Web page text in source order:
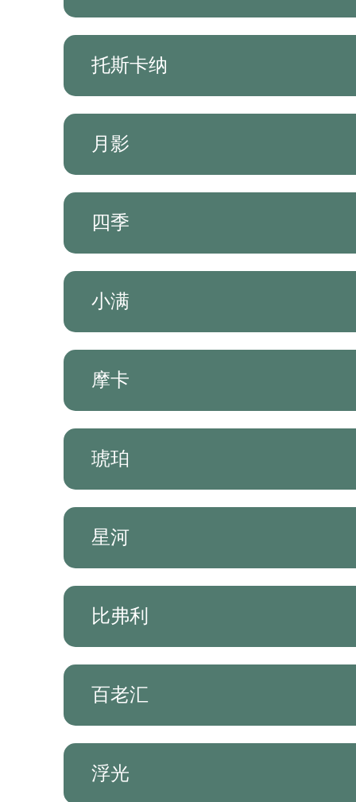
托斯卡纳
月影
四季
小满
摩卡
琥珀
星河
比弗利
百老汇
浮光